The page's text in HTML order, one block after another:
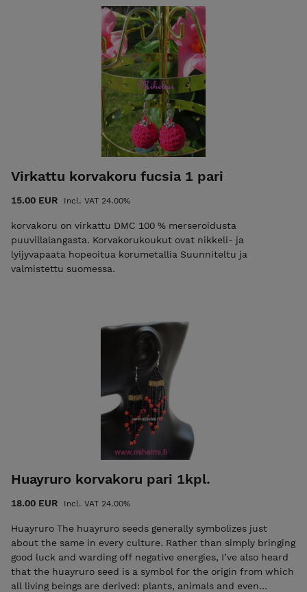
pastellivärejä. •Muista, että: Tagua on hedelmä kasvi Olemme
norsuja ystäviä •Korut eivät kestä liallista kosteutta ja
kuumuutta eikä kemikaaleja. Puhdista pehmeällä liinalla
ekologisia ja käsintehtyjä Suunniteltu ja valmistettu
Virkattu korvakoru fucsia 1 pari
15.00 EUR Incl. VAT 24.00%
korvakoru on virkattu DMC 100 % merseroidusta
puuvillalangasta. Korvakorukoukut ovat nikkeli- ja
lyijyvapaata hopeoitua korumetallia Suunniteltu ja
valmistettu suomessa.
Huayruro korvakoru pari 1kpl.
18.00 EUR Incl. VAT 24.00%
Huayruro The huayruro seeds generally symbolizes just
about the same in every culture. Rather than simply bringing
good luck and warding off negative energies, I’ve also heard
that the huayruro seed is a symbol for the origin from which
all living beings are derived: plants, animals and even